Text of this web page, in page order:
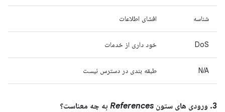
شناسه افشای اطلاعات
DoS خود داری از خدمات
N/A طبقه بندی در دسترس نیست
3. ورودی های ستون References به چه معناست؟